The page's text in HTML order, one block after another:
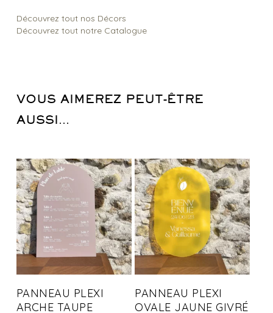
Découvrez tout nos Décors
Découvrez tout notre Catalogue
VOUS AIMEREZ PEUT-ÊTRE
AUSSI…
PANNEAU PLEXI
ARCHE TAUPE
PANNEAU PLEXI
OVALE JAUNE GIVRÉ